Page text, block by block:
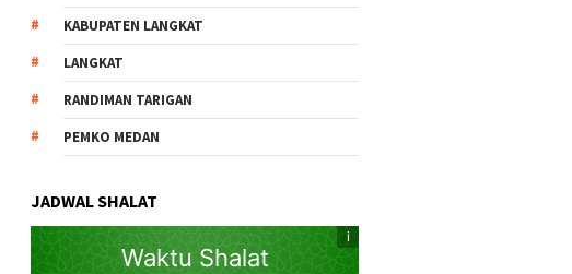
KABUPATEN LANGKAT
LANGKAT
RANDIMAN TARIGAN
PEMKO MEDAN
JADWAL SHALAT